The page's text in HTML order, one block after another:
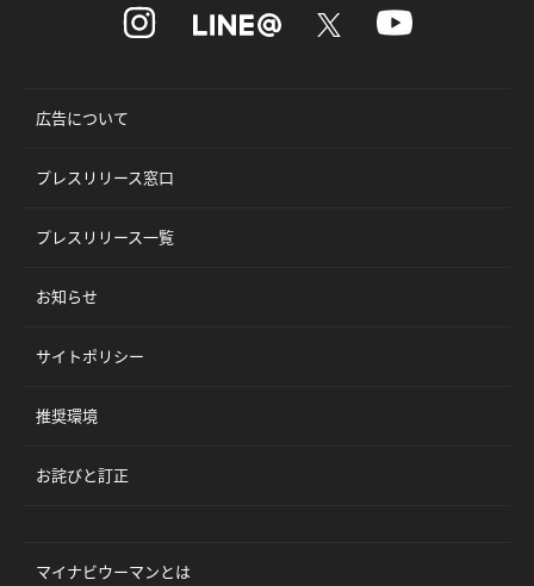
広告について
プレスリリース窓口
プレスリリース一覧
お知らせ
サイトポリシー
推奨環境
お詫びと訂正
マイナビウーマンとは